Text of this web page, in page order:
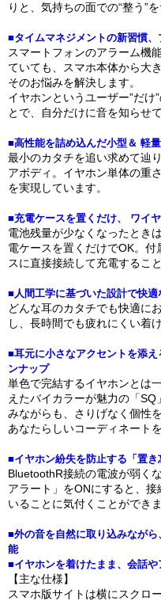
りと、気持ちの面での“整う”
■タイムマネジメントの新習慣
スマートフォンのアラーム機
ていても、スマホ本体から大
そのお悩みを解決します。
イヤホンというユーザー”だけ
とで、自分だけに音を知らせ
■高性能を詰め込んだ小型＆ 軽
最小のカタチを追い求めて辿
アボディ。イヤホン単体の重
を実現しています。
■充電ケースを置くだけ、 ワイ
電池残量が少なくなったとき
電ケースを置くだけでOK。
スに直接接続して充電するこ
■人間工学に基づいた設計で快
どんな耳のカタチでも快適に
し、長時間でも疲れにくい着
■耳元に小さなアクセントを添
ンナップ
単色で完結するイヤホンとは
えたバイカラーが魅力の「
みながらも、さりげなく個性
あなたらしいコーディネート
■イヤホン紛失を防止する「置き
BluetoothR接続の電波が弱く
アラート」をONにすると、
いることに気付くことができま
■外の音を自然に取り込みなが
能
■イヤホンを着けたまま、会話
【主な仕様】
スマホ版サイトは横にスクロ